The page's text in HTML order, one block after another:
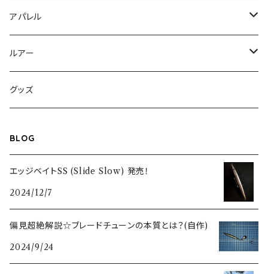
アパレル
キャップ
トップス
ルアー
エッジベイト オリジナル
量産塗装モデル
量産塗装モデル
Squiddy スクイディー
グッズ
BLOG
エッジベイトSS (Slide Slow) 発売！
2024/12/7
偏見超絶解説☆ブレードチューンの本質とは？(自作)
2024/9/24